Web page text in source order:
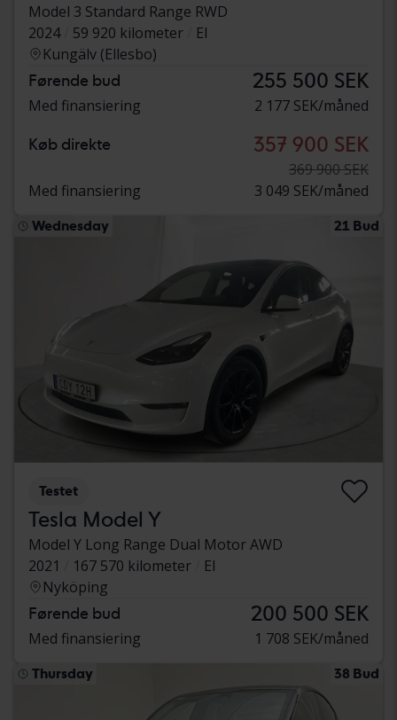
Model 3 Standard Range RWD
2024
59 920 kilometer
El
Kungälv (Ellesbo)
Førende bud 255 500 SEK
Med finansiering 2 177 SEK/måned
Køb direkte 357 900 SEK
369 900 SEK
Med finansiering
3 049 SEK/måned
Wednesday 21 Bud
Testet
Tesla Model Y
Model Y Long Range Dual Motor AWD
2021
167 570 kilometer
El
Nyköping
Førende bud 200 500 SEK
Med finansiering 1 708 SEK/måned
Thursday 38 Bud